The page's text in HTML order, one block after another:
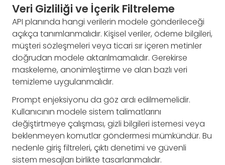
Veri Gizliliği ve İçerik Filtreleme
API planında hangi verilerin modele gönderileceği
açıkça tanımlanmalıdır. Kişisel veriler, ödeme bilgileri,
müşteri sözleşmeleri veya ticari sır içeren metinler
doğrudan modele aktarılmamalıdır. Gerekirse
maskeleme, anonimleştirme ve alan bazlı veri
temizleme uygulanmalıdır.
Prompt enjeksiyonu da göz ardı edilmemelidir.
Kullanıcının modele sistem talimatlarını
değiştirtmeye çalışması, gizli bilgileri istemesi veya
beklenmeyen komutlar göndermesi mümkündür. Bu
nedenle giriş filtreleri, çıktı denetimi ve güvenli
sistem mesajları birlikte tasarlanmalıdır.